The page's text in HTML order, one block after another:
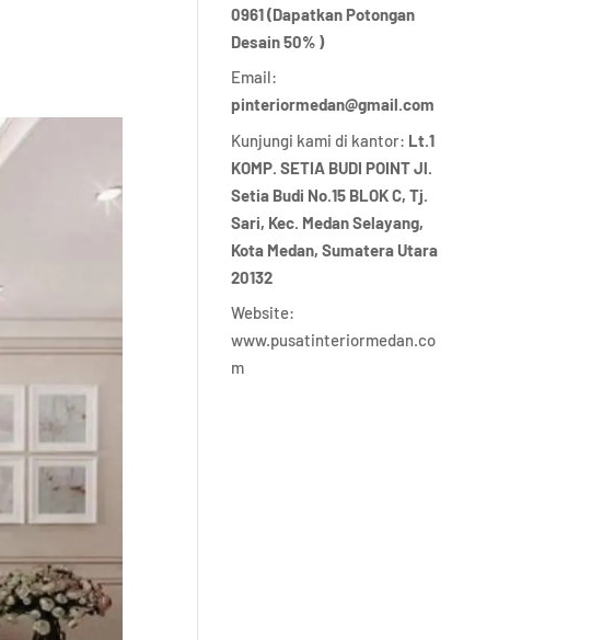
0961 (Dapatkan Potongan
Desain 50% )
Email:
pinteriormedan@gmail.com
Kunjungi kami di kantor: Lt.1
KOMP. SETIA BUDI POINT Jl.
Setia Budi No.15 BLOK C, Tj.
Sari, Kec. Medan Selayang,
Kota Medan, Sumatera Utara
20132
Website:
www.pusatinteriormedan.co
m